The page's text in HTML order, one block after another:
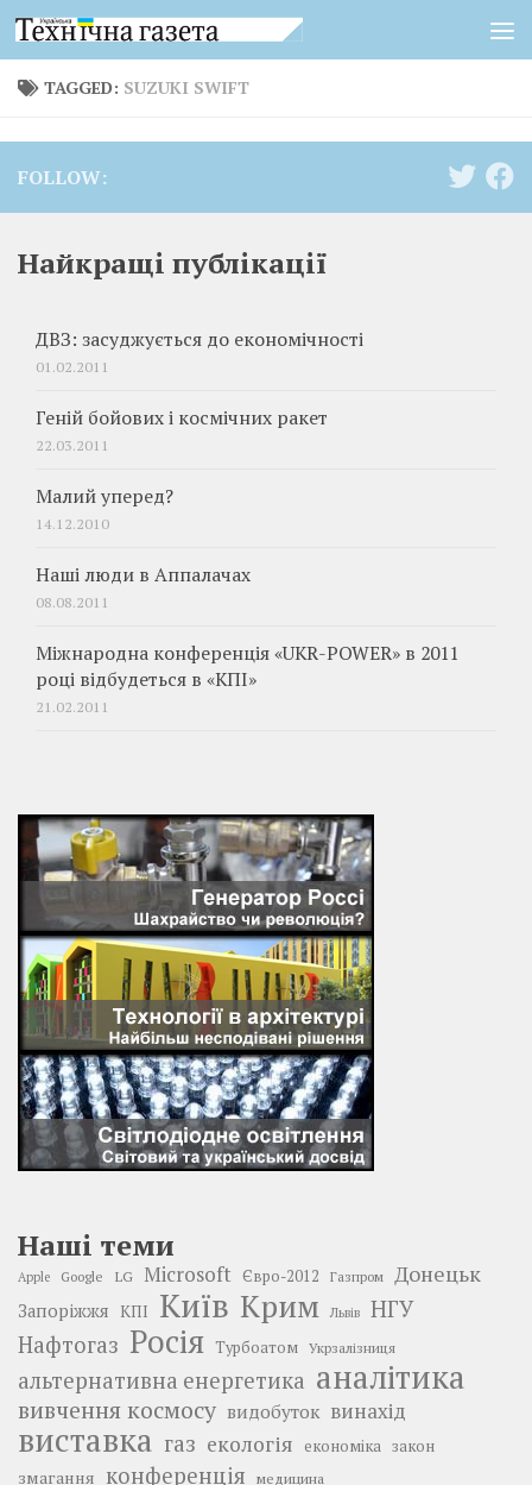
Skip to content
TAGGED: SUZUKI SWIFT
FOLLOW:
Найкращі публікації
ДВЗ: засуджується до економічності
01.02.2011
Геній бойових і космічних ракет
22.03.2011
Малий уперед?
14.12.2010
Наші люди в Аппалачах
08.08.2011
Міжнародна конференція «UKR-POWER» в 2011
році відбудеться в «КПІ»
21.02.2011
Наші теми
Apple Google LG Microsoft Євро-2012 Газпром Донецьк
Запоріжжя КПІ Київ Крим Львів
НГУ
Нафтогаз Росія Турбоатом Укрзалізниця
альтернативна енергетика аналітика
вивчення космосу видобуток винахід
виставка газ екологія економіка закон
змагання конференція медицина